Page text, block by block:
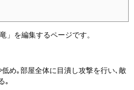
」を編集するページです。
め｡部屋全体に目潰し攻撃を行い､敵
｡